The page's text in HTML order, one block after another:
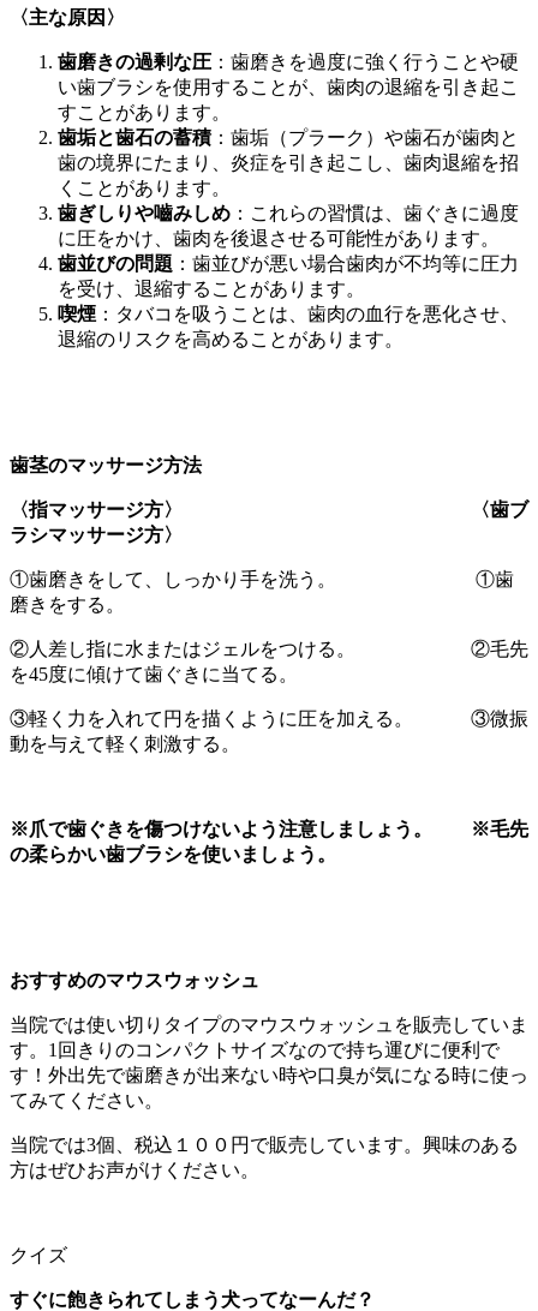
〈主な原因〉
歯磨きの過剰な圧 ：歯磨きを過度に強く行うことや硬
い歯ブラシを使用することが、歯肉の退縮を引き起こ
すことがあります。
歯垢と歯石の蓄積：歯垢（プラーク）や歯石が歯肉と
歯の境界にたまり、炎症を引き起こし、歯肉退縮を招
くことがあります。
歯ぎしりや嚙みしめ ：これらの習慣は、歯ぐきに過度
に圧をかけ、歯肉を後退させる可能性があります。
歯並びの問題 ：歯並びが悪い場合歯肉が不均等に圧力
を受け、退縮することがあります。
喫煙 ：タバコを吸うことは、歯肉の血行を悪化させ、
退縮のリスクを高めることがあります。
歯茎のマッサージ方法
〈指マッサージ方〉 〈歯ブ
ラシマッサージ方〉
①歯磨きをして、しっかり手を洗う。 ①歯
磨きをする。
②人差し指に水またはジェルをつける。 ②毛先
を45度に傾けて歯ぐきに当てる。
③軽く力を入れて円を描くように圧を加える。 ③微振
動を与えて軽く刺激する。
※爪で歯ぐきを傷つけないよう注意しましょう。
※毛先
の柔らかい歯ブラシを使いましょう。
おすすめのマウスウォッシュ
当院では使い切りタイプのマウスウォッシュを販売していま
す。1回きりのコンパクトサイズなので持ち運びに便利で
す！外出先で歯磨きが出来ない時や口臭が気になる時に使っ
てみてください。
当院では3個、税込１００円で販売しています。興味のある
方はぜひお声がけください。
クイズ
すぐに飽きられてしまう犬ってなーんだ？